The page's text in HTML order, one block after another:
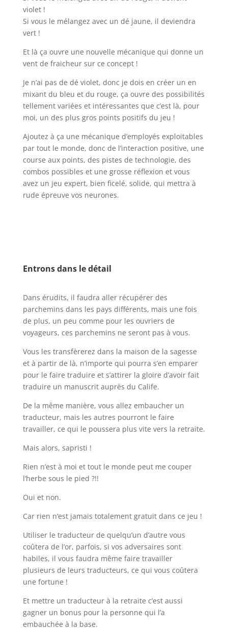
violet !
Si vous le mélangez avec un dé jaune, il deviendra
vert !
Et là ça ouvre une nouvelle mécanique qui donne un
vent de fraicheur sur ce concept !
Je n’ai pas de dé violet, donc je dois en créer un en
mixant du bleu et du rouge, ça ouvre des possibilités
tellement variées et intéressantes que c’est là, pour
moi, un des plus gros points positifs du jeu !
Ajoutez à ça une mécanique d’employés exploitables
par tout le monde, donc de l’interaction positive, une
course aux points, des pistes de technologie, des
combos possibles et une grosse réflexion et vous
avez un jeu expert, bien ficelé, solide, qui mettra à
rude épreuve vos neurones.
Entrons dans le détail
Dans érudits, il faudra aller récupérer des
parchemins dans les pays différents, mais une fois
de plus, un peu comme pour les ouvriers de
voyageurs, ces parchemins ne seront pas à vous.
Vous les transfèrerez dans la maison de la sagesse
et à partir de là, n’importe qui pourra s’en emparer
pour le faire traduire et s’attirer la gloire d’avoir fait
traduire un manuscrit auprès du Calife.
De la même manière, vous allez embaucher un
traducteur, mais les autres pourront le faire
travailler, ce qui le poussera plus vite vers la retraite.
Mais alors, sapristi !
Rien n’est à moi et tout le monde peut me couper
l’herbe sous le pied ?!!
Oui et non.
Car rien n’est jamais totalement gratuit dans ce jeu !
Utiliser le traducteur de quelqu’un d’autre vous
coûtera de l’or, parfois, si vos adversaires sont
habiles, il vous faudra même faire travailler
plusieurs de leurs traducteurs, ce qui vous coûtera
une fortune !
Et mettre un traducteur à la retraite c’est aussi
gagner un bonus pour la personne qui l’a
embauchée à la base.